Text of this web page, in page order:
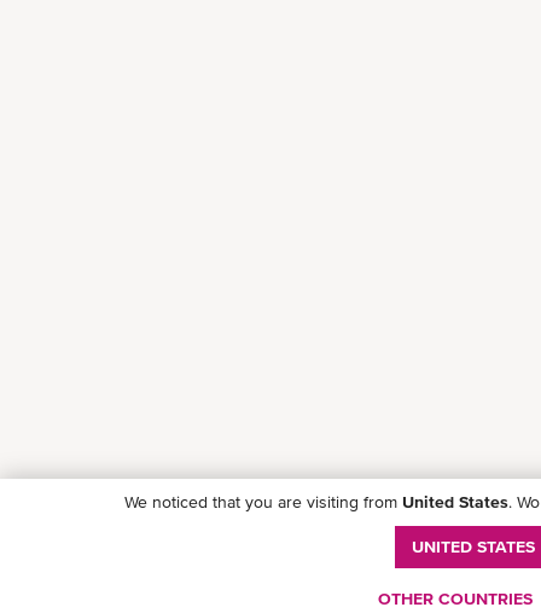
We noticed that you are visiting from United States.
UNITED STATES
OTHER COUNTRIES